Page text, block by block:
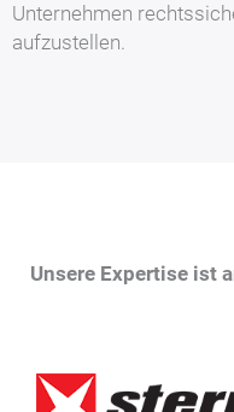
Unternehmen
aufzustellen.
Unsere Expertise ist